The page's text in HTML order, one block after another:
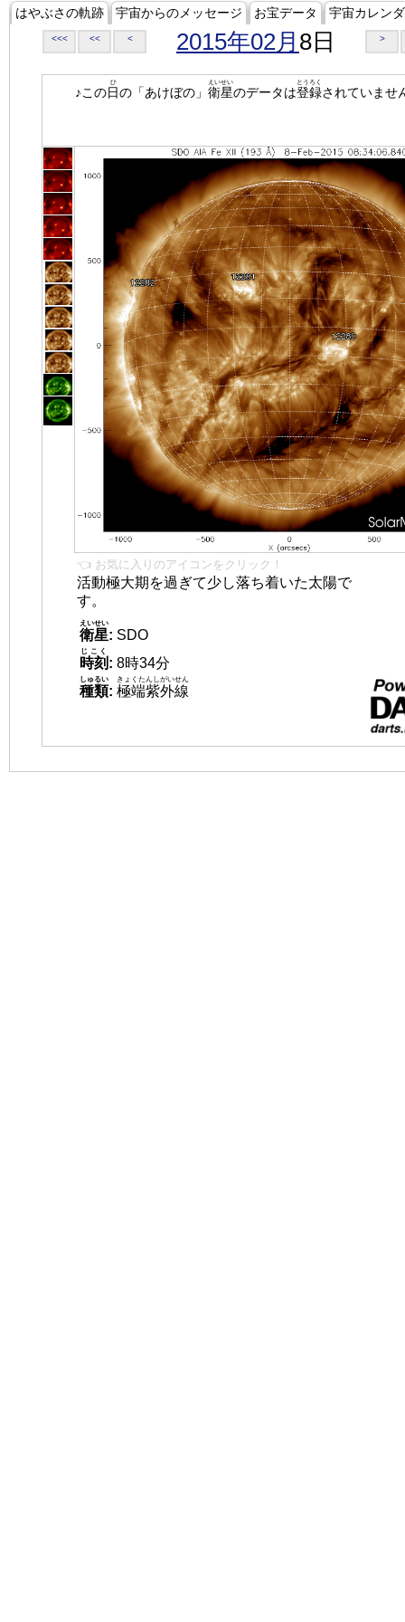
はやぶさの軌跡 宇宙からのメッセージ お宝データ 宇宙カレン
<<< << < 2015年02月 8日 >
♪この日
ひ
の「あけぼの」 衛星
えいせい
のデータは登録
とうろく
されていませ
👈 お気に入りのアイコンをクリック！
活動極大期を過ぎて少し落ち着いた太陽で
す。
衛星
えいせい
: SDO
時刻
じこく
: 8時34分
種類
しゅるい
: 極端紫外線
きょくたんしがいせん